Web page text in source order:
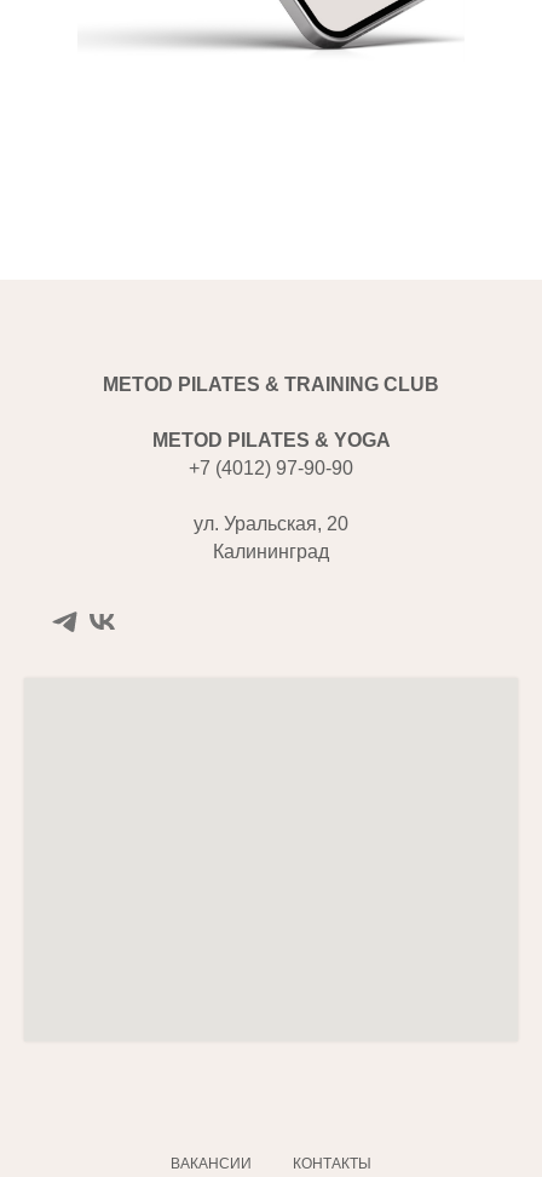
METOD PILATES & TRAINING CLUB
METOD PILATES & YOGA
+7 (4012) 97-90-90
ул. Уральская, 20
Калининград
ВАКАНСИИ КОНТАКТЫ